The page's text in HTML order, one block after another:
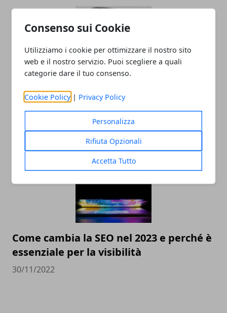
Consenso sui Cookie
Utilizziamo i cookie per ottimizzare il nostro sito
web e il nostro servizio. Puoi scegliere a quali
categorie dare il tuo consenso.
Cookie Policy | Privacy Policy
Personalizza
Rifiuta Opzionali
Accetta Tutto
Valutazione orologi Rolex online, come
scegliere il miglior compro Rolex online
23/05/2023
Come cambia la SEO nel 2023 e perché è
essenziale per la visibilità
30/11/2022